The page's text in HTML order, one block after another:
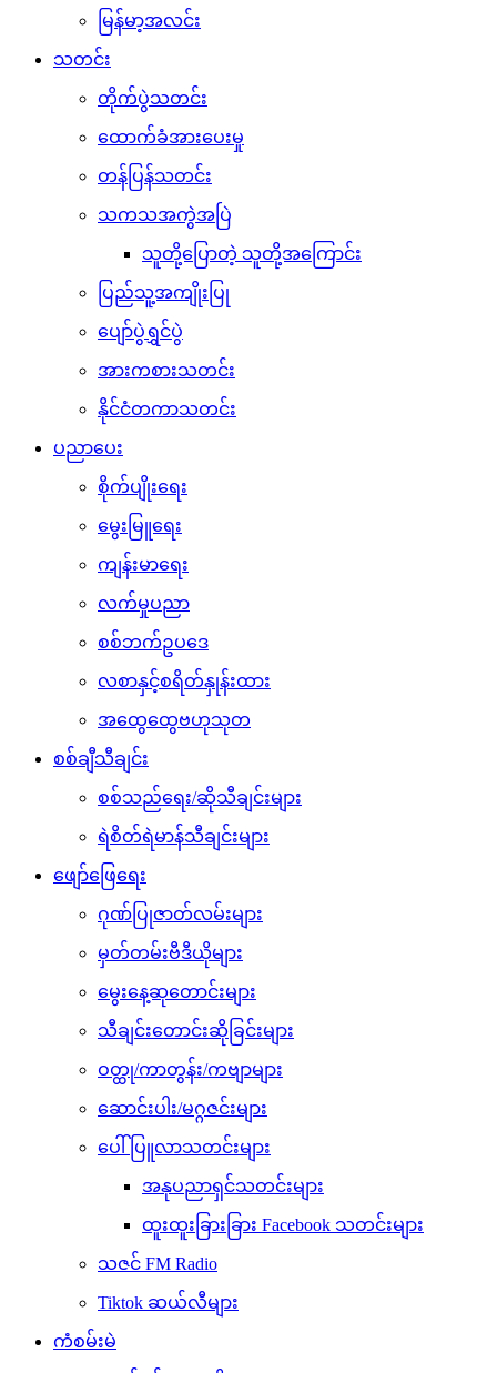
မြန်မာ့အလင်း
သတင်း
တိုက်ပွဲသတင်း
ထောက်ခံအားပေးမှု
တန်ပြန်သတင်း
သကသအကွဲအပြဲ
သူတို့ပြောတဲ့ သူတို့အကြောင်း
ပြည်သူ့အကျိုးပြု
ပျော်ပွဲရွှင်ပွဲ
အားကစားသတင်း
နိုင်ငံတကာသတင်း
ပညာပေး
စိုက်ပျိုးရေး
မွေးမြူရေး
ကျန်းမာရေး
လက်မှုပညာ
စစ်ဘက်ဥပဒေ
လစာနှင့်စရိတ်နှုန်းထား
အထွေထွေဗဟုသုတ
စစ်ချီသီချင်း
စစ်သည်ရေး/ဆိုသီချင်းများ
ရဲစိတ်ရဲမာန်သီချင်းများ
ဖျော်ဖြေရေး
ဂုဏ်ပြုဇာတ်လမ်းများ
မှတ်တမ်းဗီဒီယိုများ
မွေးနေ့ဆုတောင်းများ
သီချင်းတောင်းဆိုခြင်းများ
ဝတ္ထု/ကာတွန်း/ကဗျာများ
ဆောင်းပါး/မဂ္ဂဇင်းများ
ပေါ်ပြူလာသတင်းများ
အနုပညာရှင်သတင်းများ
ထူးထူးခြားခြား Facebook သတင်းများ
သဇင် FM Radio
Tiktok ဆယ်လီများ
ကံစမ်းမဲ